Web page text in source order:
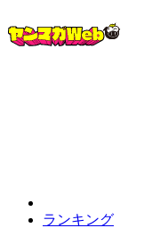
ランキング